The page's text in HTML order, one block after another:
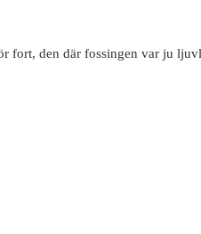
fort, den där fossingen var ju